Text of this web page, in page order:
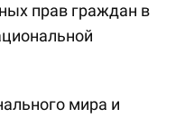
прав граждан в
мира и